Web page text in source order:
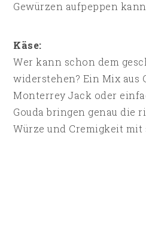
Gewürzen aufpeppen
Käse:
Wer kann schon dem
widerstehen? Ein Mix aus
Monterrey Jack oder
Gouda bringen genau die
Würze und Cremigkeit mit